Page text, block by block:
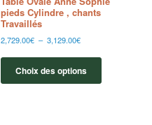
pieds Cylindre , chants
Travaillés
2,729.00€ – 3,129.00€
Choix des options